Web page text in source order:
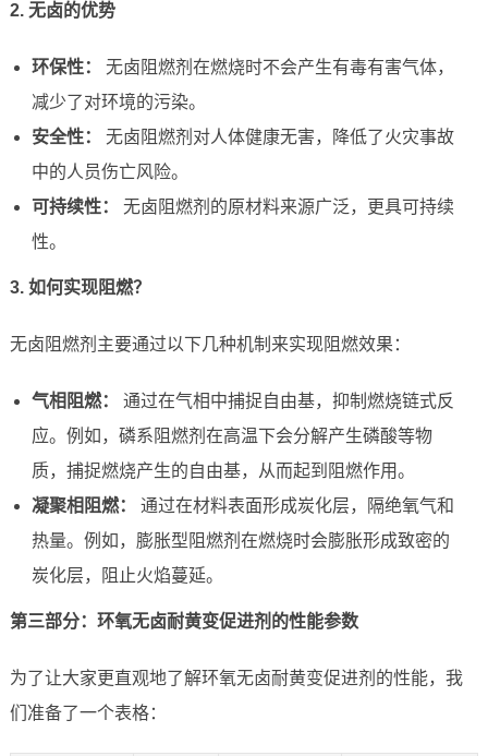
2. 无卤的优势
环保性：
无卤阻燃剂在燃烧时不会产生有毒有害气体，
减少了对环境的污染。
安全性：
无卤阻燃剂对人体健康无害，降低了火灾事故
中的人员伤亡风险。
可持续性：
无卤阻燃剂的原材料来源广泛，更具可持续
性。
3. 如何实现阻燃？
无卤阻燃剂主要通过以下几种机制来实现阻燃效果：
气相阻燃：
通过在气相中捕捉自由基，抑制燃烧链式反
应。例如，磷系阻燃剂在高温下会分解产生磷酸等物
质，捕捉燃烧产生的自由基，从而起到阻燃作用。
凝聚相阻燃：
通过在材料表面形成炭化层，隔绝氧气和
热量。例如，膨胀型阻燃剂在燃烧时会膨胀形成致密的
炭化层，阻止火焰蔓延。
第三部分：环氧无卤耐黄变促进剂的性能参数
为了让大家更直观地了解环氧无卤耐黄变促进剂的性能，我
们准备了一个表格：